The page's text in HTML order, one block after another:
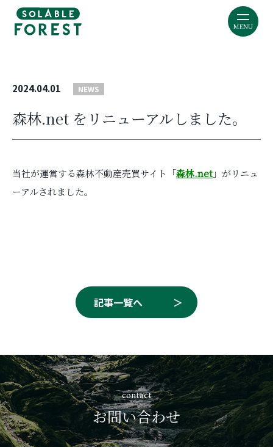
MENU
森林.net をリニューアルしました。
2024.04.01 NEWS
当社が運営する森林不動産売買サイト「森林.net」がリニュ
ーアルされました。
記事一覧へ
お問い合わせ
contact